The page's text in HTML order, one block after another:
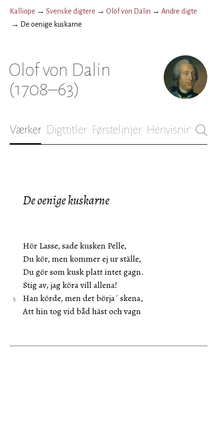
Kalliope → Svenske digtere → Olof von Dalin → Andre digte
→ De oenige kuskarne
Olof von Dalin
(1708–63)
Værker Digttitler Førstelinjer Henvisninger
De oenige kuskarne
Hör Lasse, sade kusken Pelle,
Du kör, men kommer ej ur ställe,
Du gör som kusk platt intet gagn.
Stig av, jag köra vill allena!
Han körde, men det börja´ skena,
Att hin tog vid båd häst och vagn